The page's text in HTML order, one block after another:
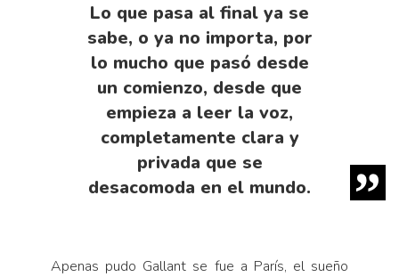
Lo que pasa al final ya se
sabe, o ya no importa, por
lo mucho que pasó desde
un comienzo, desde que
empieza a leer la voz,
completamente clara y
privada que se
desacomoda en el mundo.
Apenas pudo Gallant se fue a París, el sueño